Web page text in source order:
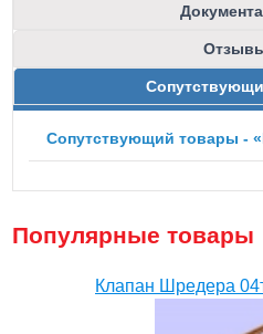
Сопутствующий товары -
Популярные товары
Клапан Шредера